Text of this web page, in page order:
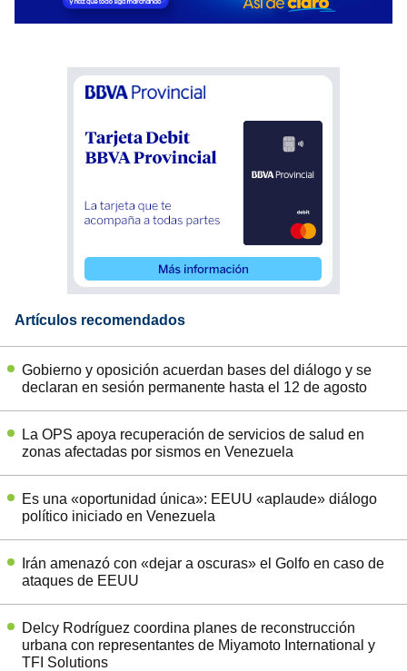
Artículos recomendados
Gobierno y oposición acuerdan bases del diálogo y se
declaran en sesión permanente hasta el 12 de agosto
La OPS apoya recuperación de servicios de salud en
zonas afectadas por sismos en Venezuela
Es una «oportunidad única»: EEUU «aplaude» diálogo
político iniciado en Venezuela
Irán amenazó con «dejar a oscuras» el Golfo en caso de
ataques de EEUU
Delcy Rodríguez coordina planes de reconstrucción
urbana con representantes de Miyamoto International y
TFI Solutions